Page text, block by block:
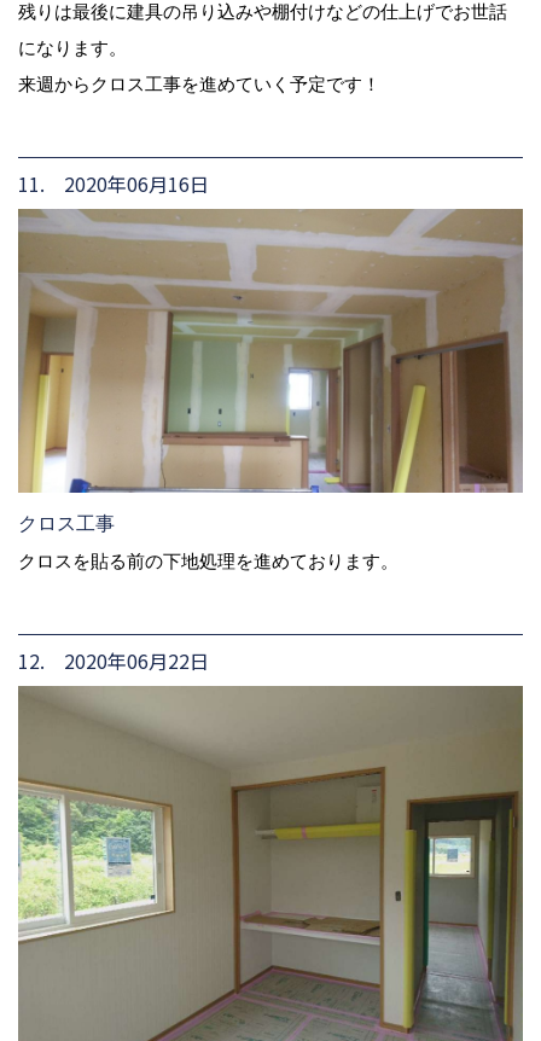
残りは最後に建具の吊り込みや棚付けなどの仕上げでお世話
になります。
来週からクロス工事を進めていく予定です！
11. 2020年06月16日
クロス工事
クロスを貼る前の下地処理を進めております。
12. 2020年06月22日